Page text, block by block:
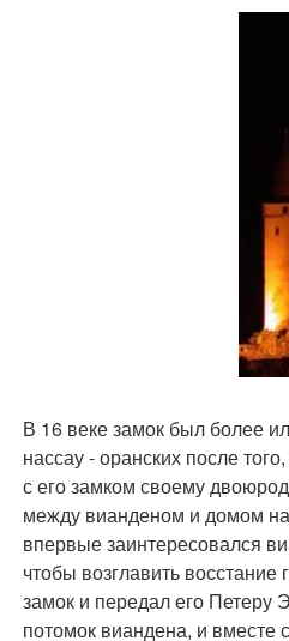
В 16 веке замок был более
нассау - оранских после
с его замком своему
между вианденом и домом
впервые заинтересовался
чтобы возглавить
замок и передал его Петеру
потомок виандена, и вместе